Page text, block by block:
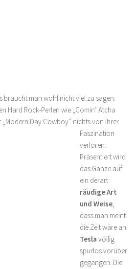
braucht man wohl nicht viel zu sagen.
Hard Rock-Perlen wie „Comin‘ Atcha
„Modern Day Cowboy“ nichts von ihrer
Faszination
verloren.
Präsentiert wird
das Ganze auf
ein derart
räudige Art
und Weise,
dass man meint
die Zeit wäre an
Tesla völlig
spurlos vorüber
gegangen. Die